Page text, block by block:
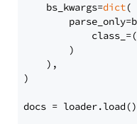
    bs_kwargs=
dict(
            class_=(
        )
    ),
)
docs = loader.load()